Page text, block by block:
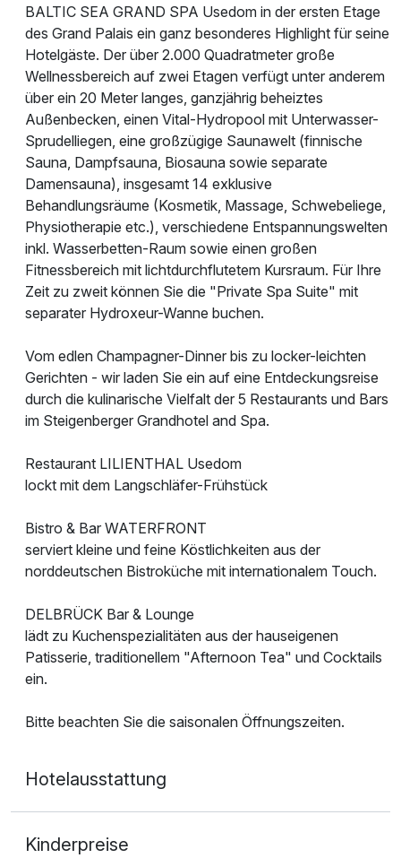
BALTIC SEA GRAND SPA Usedom in der ersten Etage
des Grand Palais ein ganz besonderes Highlight für seine
Hotelgäste. Der über 2.000 Quadratmeter große
Wellnessbereich auf zwei Etagen verfügt unter anderem
über ein 20 Meter langes, ganzjährig beheiztes
Außenbecken, einen Vital-Hydropool mit Unterwasser-
Sprudelliegen, eine großzügige Saunawelt (finnische
Sauna, Dampfsauna, Biosauna sowie separate
Damensauna), insgesamt 14 exklusive
Behandlungsräume (Kosmetik, Massage, Schwebeliege,
Physiotherapie etc.), verschiedene Entspannungswelten
inkl. Wasserbetten-Raum sowie einen großen
Fitnessbereich mit lichtdurchflutetem Kursraum. Für Ihre
Zeit zu zweit können Sie die "Private Spa Suite" mit
separater Hydroxeur-Wanne buchen.
Vom edlen Champagner-Dinner bis zu locker-leichten
Gerichten - wir laden Sie ein auf eine Entdeckungsreise
durch die kulinarische Vielfalt der 5 Restaurants und Bars
im Steigenberger Grandhotel and Spa.
Restaurant LILIENTHAL Usedom
lockt mit dem Langschläfer-Frühstück
Bistro & Bar WATERFRONT
serviert kleine und feine Köstlichkeiten aus der
norddeutschen Bistroküche mit internationalem Touch.
DELBRÜCK Bar & Lounge
lädt zu Kuchenspezialitäten aus der hauseigenen
Patisserie, traditionellem "Afternoon Tea" und Cocktails
ein.
Bitte beachten Sie die saisonalen Öffnungszeiten.
Hotelausstattung
Kinderpreise